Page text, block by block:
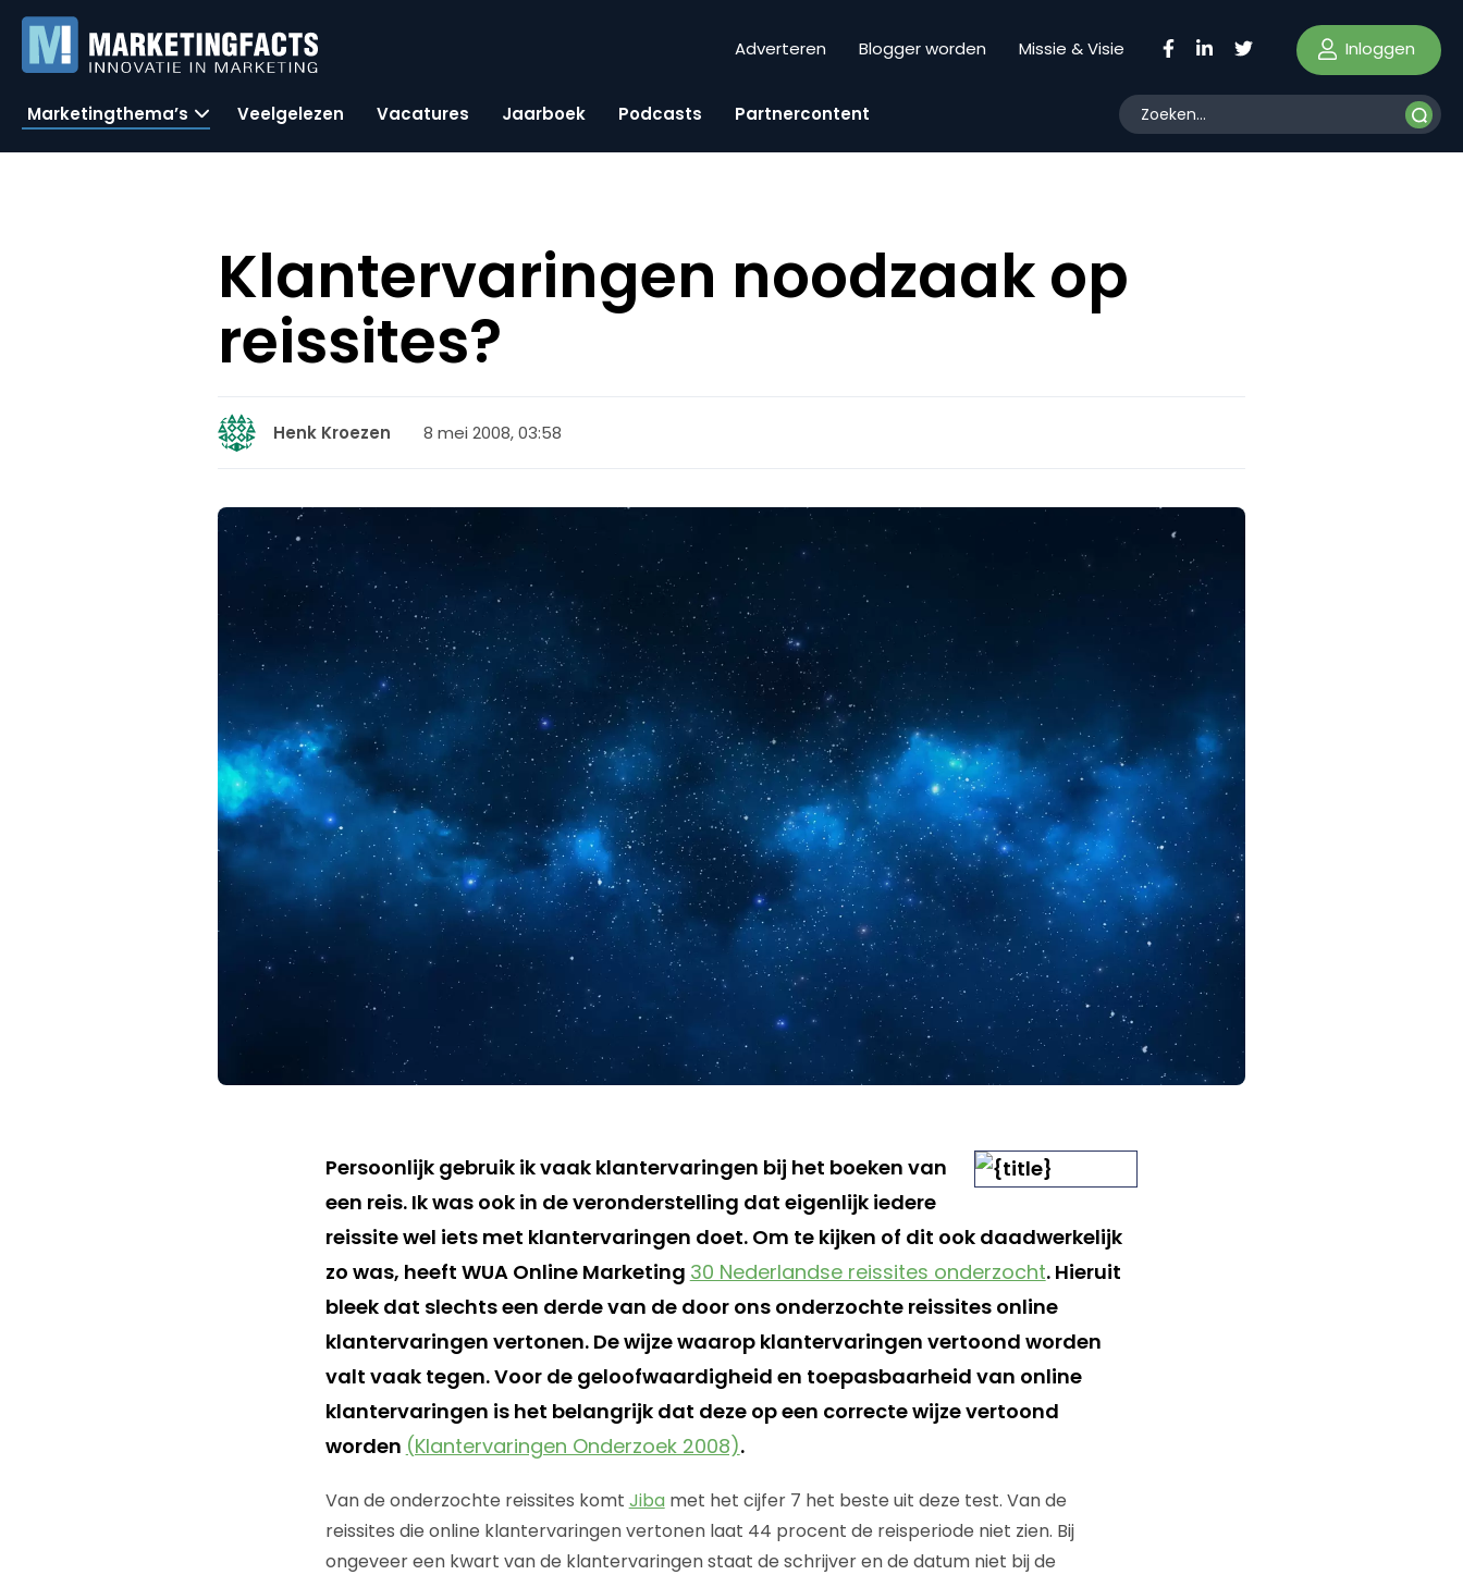
Adverteren Blogger worden Missie & Visie Inloggen
Marketingthema’s Veelgelezen Vacatures Jaarboek Podcasts Partnercontent
Klantervaringen noodzaak op
reissites?
Henk Kroezen 8 mei 2008, 03:58
Persoonlijk gebruik ik vaak klantervaringen bij het boeken van
een reis. Ik was ook in de veronderstelling dat eigenlijk iedere
reissite wel iets met klantervaringen doet. Om te kijken of dit ook daadwerkelijk
zo was, heeft WUA Online Marketing 30 Nederlandse reissites onderzocht. Hieruit
bleek dat slechts een derde van de door ons onderzochte reissites online
klantervaringen vertonen. De wijze waarop klantervaringen vertoond worden
valt vaak tegen. Voor de geloofwaardigheid en toepasbaarheid van online
klantervaringen is het belangrijk dat deze op een correcte wijze vertoond
worden (Klantervaringen Onderzoek 2008).
Van de onderzochte reissites komt Jiba met het cijfer 7 het beste uit deze test. Van de
reissites die online klantervaringen vertonen laat 44 procent de reisperiode niet zien. Bij
ongeveer een kwart van de klantervaringen staat de schrijver en de datum niet bij de